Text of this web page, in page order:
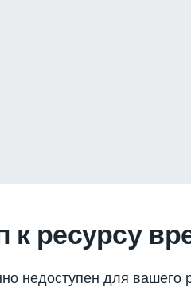
к ресурсу
недоступен для вашего